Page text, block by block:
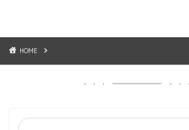
HOME